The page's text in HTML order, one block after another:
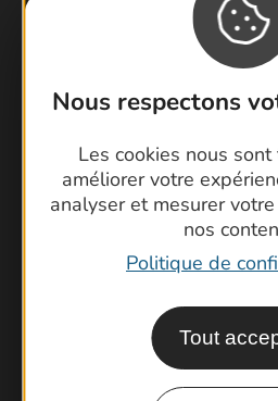
Nous respectons
Les cookies nous
améliorer votre
analyser et mesurer
nos
Politique de
Tout
Foire aux
Cartoguides
Latitude